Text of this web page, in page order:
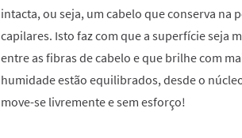
intacta, ou seja, um cabelo que conserva na
capilares. Isto faz com que a superfície seja
entre as fibras de cabelo e que brilhe com
humidade estão equilibrados, desde o
move-se livremente e sem esforço!